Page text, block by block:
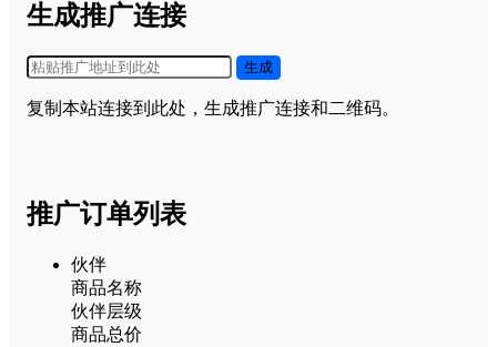
生成推广连接
生成
复制本站连接到此处，生成推广连接和二维码。
推广订单列表
伙伴
商品名称
伙伴层级
商品总价